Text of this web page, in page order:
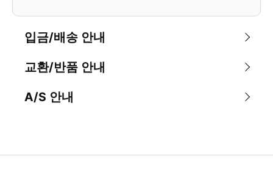
입금/배송 안내
교환/반품 안내
A/S 안내